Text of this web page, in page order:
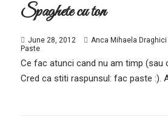
Spaghete cu ton
June 28, 2012 Anca Mihaela Draghici
Paste
Ce fac atunci cand nu am timp (sau
Cred ca stiti raspunsul: fac paste :).